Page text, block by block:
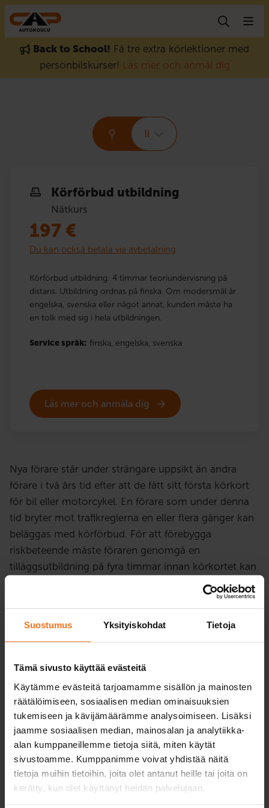
Suostumus Yksityiskohdat Tietoja
Tämä sivusto käyttää evästeitä
Käytämme evästeitä tarjoamamme sisällön ja mainosten
räätälöimiseen, sosiaalisen median ominaisuuksien
tukemiseen ja kävijämäärämme analysoimiseen. Lisäksi
jaamme sosiaalisen median, mainosalan ja analytiikka-
alan kumppaneillemme tietoja siitä, miten käytät
sivustoamme. Kumppanimme voivat yhdistää näitä
tietoja muihin tietoihin, joita olet antanut heille tai joita on
kerätty, kun olet käyttänyt heidän palvelujaan.
Gå till innehåll
Back to School! Få tre extra körlektioner med
personbilskurser! Läs mer och anmäl dig
Ii
Körförbud utbildning
Nätkurs
197 €
Du kan också betala via avbetalning
Körförbud utbildning: 4 timmar teoriundervisning på
distans. Utbildning ordnas på finska. Om modersmål är
engelska, svenska eller något annat, kunden måste ha
en tolk med sig i hela utbildningen.
Service språk: finska, engelska, svenska
Läs mer och anmäla dig
Nya förare står under strängare uppsikt än andra
förare i två års tid efter att de fått sitt första körkort
för bil eller motorcykel. En förare som under denna
tid bryter mot trafikreglerna en eller flera gånger kan
beläggas med körförbud. För att förebygga
riskbeteende måste föraren genomgå en
tilläggsutbildning på fyra timmar innan körkortet kan
på trafiksäkerheten. Utbildning är teoriutbildning som
omfattar individuella uppgifter och
gruppdiskussioner. Utbildningen omfattar 4 timmar
lektionerna behöves en mikrofon och webbkamera.
Kontrollera att dessa fungerar innan du ansluter dej
till skolningen. Vi rekommenderar att man ankvänder
headset.
Utbildningen kan ske under eller efter körförbudet.